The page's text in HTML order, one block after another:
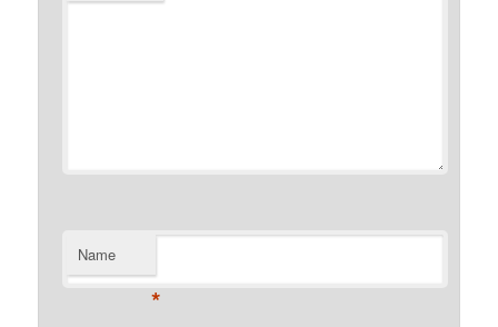
Name
*